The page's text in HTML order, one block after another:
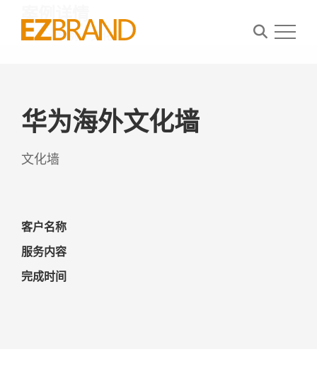
案例
案例详情
首页>案例>文化墙
华为海外文化墙
文化墙
客户名称
服务内容
完成时间